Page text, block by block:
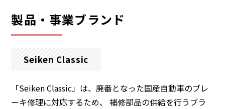
製品・事業ブランド
Seiken Classic
「Seiken Classic」は、廃番となった国産自動車のブレ
ーキ修理に対応するため、 補修部品の供給を行うブラ